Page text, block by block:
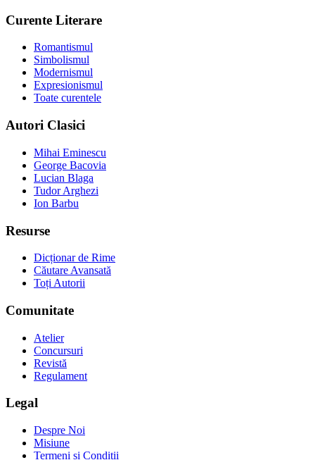
Curente Literare
Romantismul
Simbolismul
Modernismul
Expresionismul
Toate curentele
Autori Clasici
Mihai Eminescu
George Bacovia
Lucian Blaga
Tudor Arghezi
Ion Barbu
Resurse
Dicționar de Rime
Căutare Avansată
Toți Autorii
Comunitate
Atelier
Concursuri
Revistă
Regulament
Legal
Despre Noi
Misiune
Termeni și Condiții